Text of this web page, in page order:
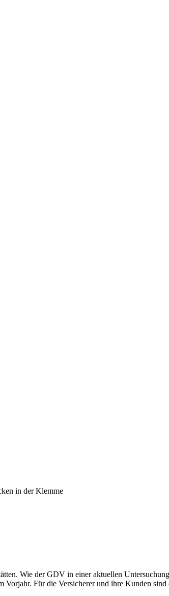
in der Klemme
Wie der GDV in einer aktuellen
Vorjahr. Für die Versicherer und ihre Kunden